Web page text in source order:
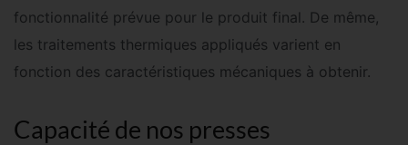
fonctionnalité prévue pour le produit final. De même,
les traitements thermiques appliqués varient en
fonction des caractéristiques mécaniques à obtenir.
Capacité de nos presses